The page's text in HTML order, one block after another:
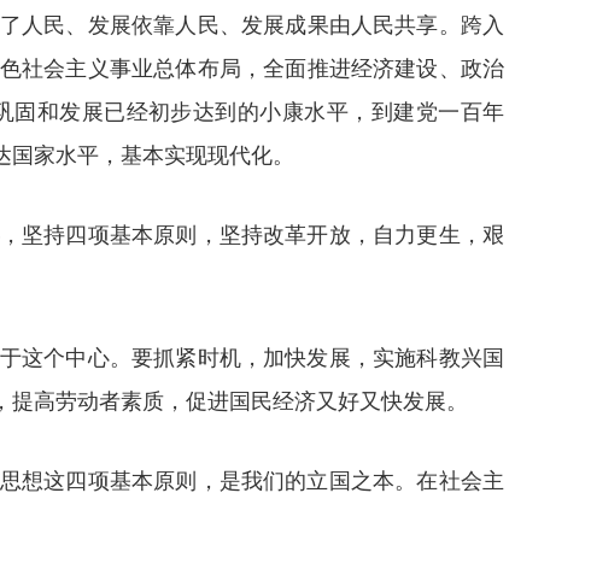
人民、发展依靠人民、发展成果由人民共享。跨入
社会主义事业总体布局，全面推进经济建设、政治
和发展已经初步达到的小康水平，到建党一百年
家水平，基本实现现代化。
坚持四项基本原则，坚持改革开放，自力更生，艰
这个中心。要抓紧时机，加快发展，实施科教兴国
高劳动者素质，促进国民经济又好又快发展。
想这四项基本原则，是我们的立国之本。在社会主